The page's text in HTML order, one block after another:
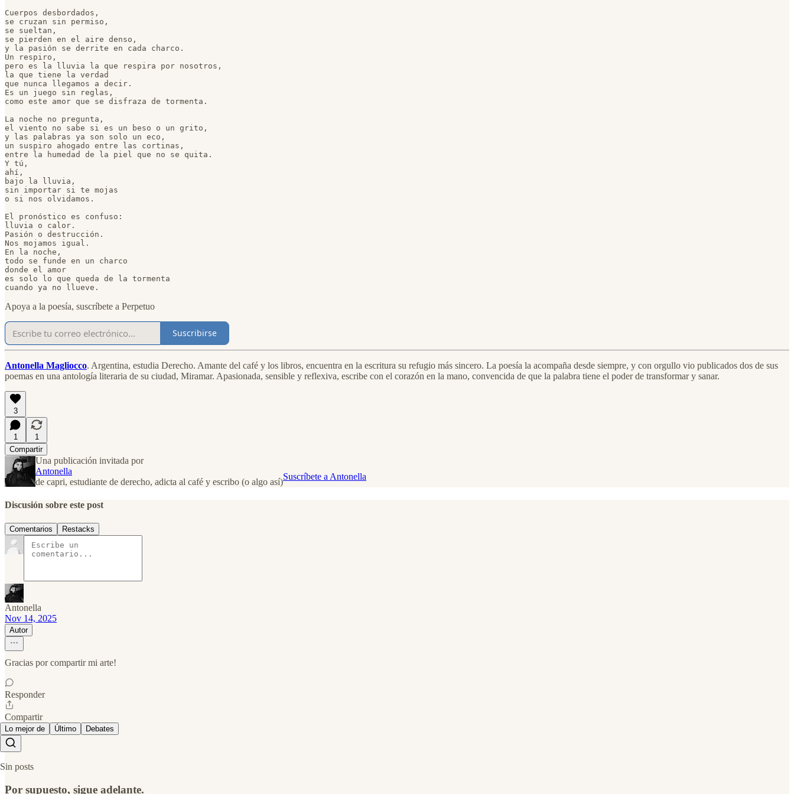
Cuerpos desbordados,
se cruzan sin permiso,
se sueltan,
se pierden en el aire denso,
y la pasión se derrite en cada charco.
Un respiro,
pero es la lluvia la que respira por nosotros,
la que tiene la verdad
que nunca llegamos a decir.
Es un juego sin reglas,
como este amor que se disfraza de tormenta.
La noche no pregunta,
el viento no sabe si es un beso o un grito,
y las palabras ya son solo un eco,
un suspiro ahogado entre las cortinas,
entre la humedad de la piel que no se quita.
Y tú,
ahí,
bajo la lluvia,
sin importar si te mojas
o si nos olvidamos.
El pronóstico es confuso:
lluvia o calor.
Pasión o destrucción.
Nos mojamos igual.
En la noche,
todo se funde en un charco
donde el amor
es solo lo que queda de la tormenta
cuando ya no llueve.
Apoya a la poesía, suscríbete a Perpetuo
Suscribirse
Antonella Magliocco. Argentina, estudia Derecho. Amante del café y los libros, encuentra en la escritura su refugio más sincero. La poesía la acompaña desde siempre, y con orgullo vio publicados dos de sus
poemas en una antología literaria de su ciudad, Miramar. Apasionada, sensible y reflexiva, escribe con el corazón en la mano, convencida de que la palabra tiene el poder de transformar y sanar.
3
1
1
Compartir
Una publicación invitada por
Antonella
de capri, estudiante de derecho, adicta al café y escribo (o algo así)
Suscríbete a Antonella
Discusión sobre este post
Comentarios Restacks
Antonella
Nov 14, 2025
Autor
Gracias por compartir mi arte!
Responder
Compartir
Lo mejor de Último Debates
Sin posts
Por supuesto, sigue adelante.